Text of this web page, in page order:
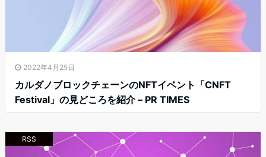
2022年4月25日
カルダノブロックチェーンのNFTイベント「CNFT
Festival」の見どころを紹介 – PR TIMES
RSS